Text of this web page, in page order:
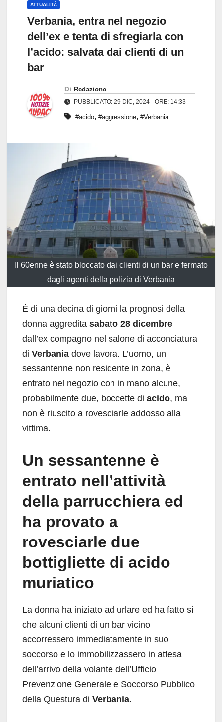
ATTUALITÀ
Verbania, entra nel negozio
dell’ex e tenta di sfregiarla con
l’acido: salvata dai clienti di un
bar
Di Redazione
PUBBLICATO: 29 DIC, 2024 - ORE: 14:33
#acido, #aggressione, #Verbania
Il 60enne è stato bloccato dai clienti di un bar e fermato
dagli agenti della polizia di Verbania
É di una decina di giorni la prognosi della
donna aggredita sabato 28 dicembre
dall’ex compagno nel salone di acconciatura
di Verbania dove lavora. L’uomo, un
sessantenne non residente in zona, è
entrato nel negozio con in mano alcune,
probabilmente due, boccette di acido, ma
non è riuscito a rovesciarle addosso alla
vittima.
Un sessantenne è
entrato nell’attività
della parrucchiera ed
ha provato a
rovesciarle due
bottigliette di acido
muriatico
La donna ha iniziato ad urlare ed ha fatto sì
che alcuni clienti di un bar vicino
accorressero immediatamente in suo
soccorso e lo immobilizzassero in attesa
dell’arrivo della volante dell’Ufficio
Prevenzione Generale e Soccorso Pubblico
della Questura di Verbania.